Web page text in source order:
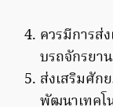
ควรมีการส่
บรถจักรยา
ส่งเสริมศัก
พัฒนาเทคโ